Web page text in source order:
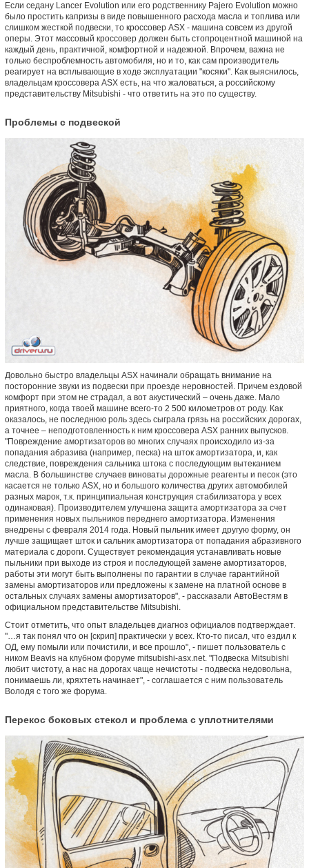
Если седану Lancer Evolution или его родственнику Pajero Evolution можно
было простить капризы в виде повышенного расхода масла и топлива или
слишком жесткой подвески, то кроссовер ASX - машина совсем из другой
оперы. Этот массовый кроссовер должен быть стопроцентной машиной на
каждый день, практичной, комфортной и надежной. Впрочем, важна не
только беспроблемность автомобиля, но и то, как сам производитель
реагирует на всплывающие в ходе эксплуатации "косяки". Как выяснилось,
владельцам кроссовера ASX есть, на что жаловаться, а российскому
представительству Mitsubishi - что ответить на это по существу.
Проблемы с подвеской
Довольно быстро владельцы ASX начинали обращать внимание на
посторонние звуки из подвески при проезде неровностей. Причем ездовой
комфорт при этом не страдал, а вот акустический – очень даже. Мало
приятного, когда твоей машине всего-то 2 500 километров от роду. Как
оказалось, не последнюю роль здесь сыграла грязь на российских дорогах,
а точнее – неподготовленность к ним кроссовера ASX ранних выпусков.
"Повреждение амортизаторов во многих случаях происходило из-за
попадания абразива (например, песка) на шток амортизатора, и, как
следствие, повреждения сальника штока с последующим вытеканием
масла. В большинстве случаев виноваты дорожные реагенты и песок (это
касается не только ASX, но и большого количества других автомобилей
разных марок, т.к. принципиальная конструкция стабилизатора у всех
одинаковая). Производителем улучшена защита амортизатора за счет
применения новых пыльников переднего амортизатора. Изменения
внедрены с февраля 2014 года. Новый пыльник имеет другую форму, он
лучше защищает шток и сальник амортизатора от попадания абразивного
материала с дороги. Существует рекомендация устанавливать новые
пыльники при выходе из строя и последующей замене амортизаторов,
работы эти могут быть выполнены по гарантии в случае гарантийной
замены амортизаторов или предложены к замене на платной основе в
остальных случаях замены амортизаторов", - рассказали АвтоВестям в
официальном представительстве Mitsubishi.
Стоит отметить, что опыт владельцев диагноз официалов подтверждает.
"…я так понял что он [скрип] практически у всех. Кто-то писал, что ездил к
ОД, ему помыли или почистили, и все прошло", - пишет пользователь с
ником Beavis на клубном форуме mitsubishi-asx.net. "Подвеска Mitsubishi
любит чистоту, а нас на дорогах чаще нечистоты - подвеска недовольна,
понимаешь ли, кряхтеть начинает", - соглашается с ним пользователь
Володя с того же форума.
Перекос боковых стекол и проблема с уплотнителями